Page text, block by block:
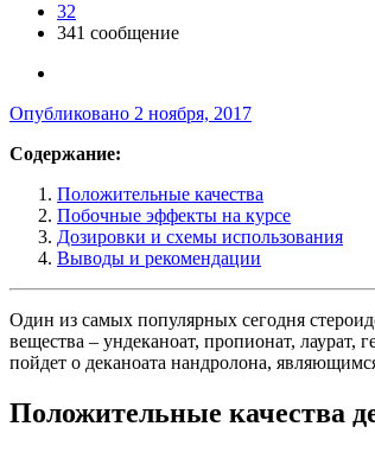
32
341 сообщение
Опубликовано 2 ноября, 2017
Содержание:
Положительные качества
Побочные эффекты на курсе
Дозировки и схемы использования
Выводы и рекомендации
Один из самых популярных сегодня
вещества – ундеканоат, пропионат,
пойдет о деканоата нандролона,
Положительные качества